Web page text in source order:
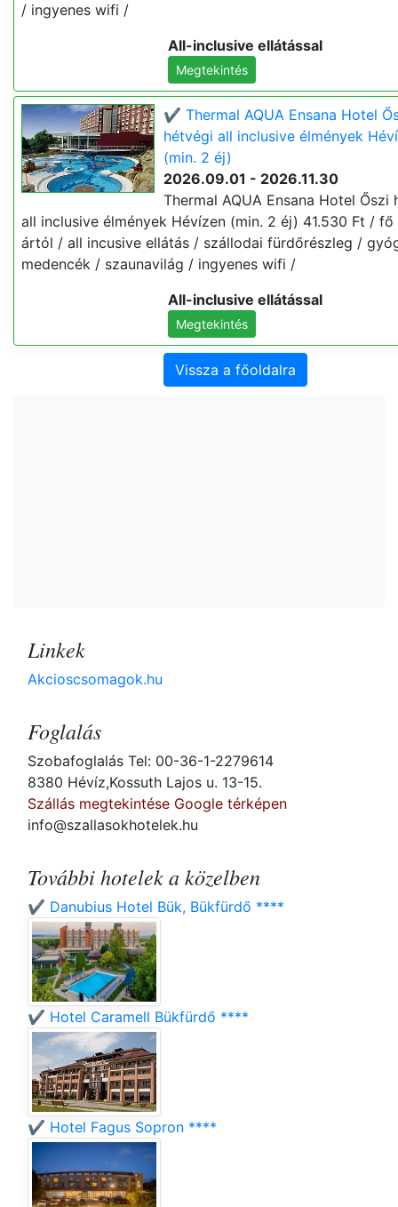
/ ingyenes wifi /
All-inclusive ellátással
Megtekintés
✔️ Thermal AQUA Ensana Hotel
hétvégi all inclusive élmények
(min. 2 éj)
2026.09.01 - 2026.11.30
Thermal AQUA Ensana Hotel Őszi
all inclusive élmények Hévízen (min. 2 éj) 41.530 Ft / fő
ártól / all incusive ellátás / szállodai fürdőrészleg /
medencék / szaunavilág / ingyenes wifi /
All-inclusive ellátással
Megtekintés
Vissza a főoldalra
Linkek
Akcioscsomagok.hu
Foglalás
Szobafoglalás Tel: 00-36-1-2279614
8380 Hévíz,Kossuth Lajos u. 13-15.
Szállás megtekintése Google térképen
info@szallasokhotelek.hu
További hotelek a közelben
✔️ Danubius Hotel Bük, Bükfürdő ****
✔️ Hotel Caramell Bükfürdő ****
✔️ Hotel Fagus Sopron ****